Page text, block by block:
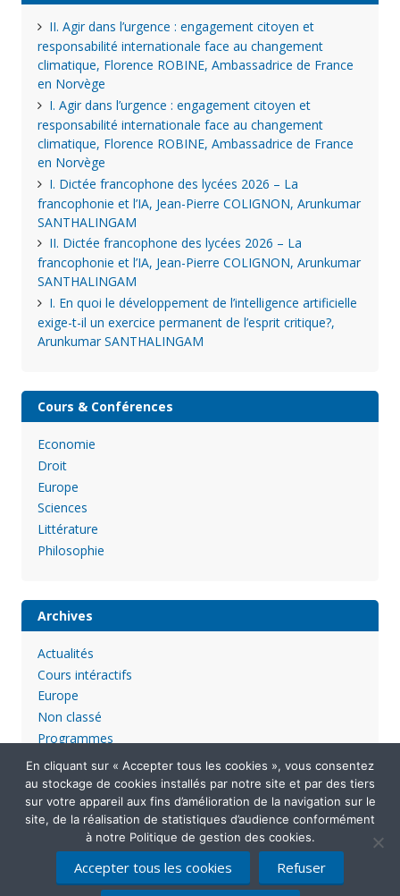
II. Agir dans l’urgence : engagement citoyen et
responsabilité internationale face au changement
climatique, Florence ROBINE, Ambassadrice de France
en Norvège
I. Agir dans l’urgence : engagement citoyen et
responsabilité internationale face au changement
climatique, Florence ROBINE, Ambassadrice de France
en Norvège
I. Dictée francophone des lycées 2026 – La
francophonie et l’IA, Jean-Pierre COLIGNON, Arunkumar
SANTHALINGAM
II. Dictée francophone des lycées 2026 – La
francophonie et l’IA, Jean-Pierre COLIGNON, Arunkumar
SANTHALINGAM
I. En quoi le développement de l’intelligence artificielle
exige-t-il un exercice permanent de l’esprit critique?,
Arunkumar SANTHALINGAM
Cours & Conférences
Economie
Droit
Europe
Sciences
Littérature
Philosophie
Archives
Actualités
Cours intéractifs
Europe
Non classé
Programmes
Mentions légales Politique de confidentialité
En cliquant sur « Accepter tous les cookies », vous consentez
au stockage de cookies installés par notre site et par des tiers
sur votre appareil aux fins d’amélioration de la navigation sur le
site, de la réalisation de statistiques d’audience conformément
à notre Politique de gestion des cookies.
Accepter tous les cookies Refuser